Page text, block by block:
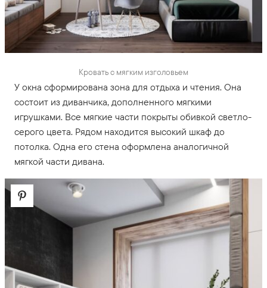
Кровать с мягким изголовьем
У окна сформирована зона для отдыха и чтения. Она
состоит из диванчика, дополненного мягкими
игрушками. Все мягкие части покрыты обивкой светло-
серого цвета. Рядом находится высокий шкаф до
потолка. Одна его стена оформлена аналогичной
мягкой части дивана.